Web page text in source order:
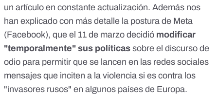
un artículo en constante actualización. Además nos
han explicado con más detalle la postura de Meta
(Facebook), que el 11 de marzo decidió modificar
"temporalmente" sus políticas sobre el discurso de
odio para permitir que se lancen en las redes sociales
mensajes que inciten a la violencia si es contra los
"invasores rusos" en algunos países de Europa.